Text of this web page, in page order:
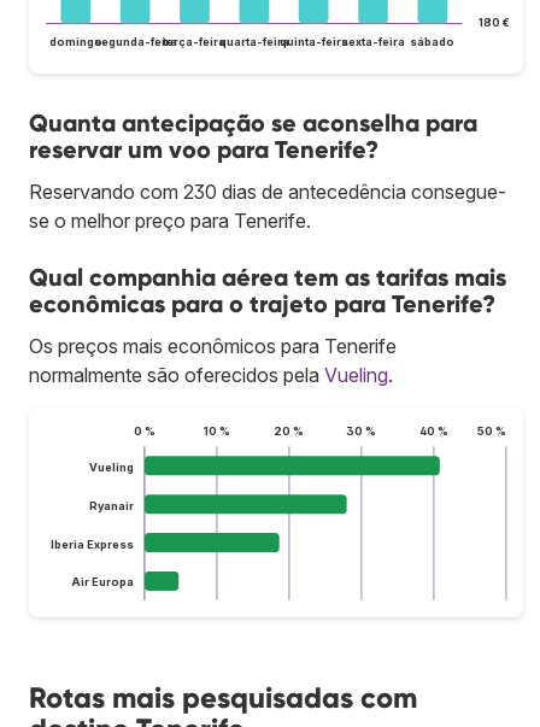
180 €
domingosegunda-feiraterça-feiraquarta-feiraquinta-feirasexta-feira sábado
Quanta antecipação se aconselha para
reservar um voo para Tenerife?
Reservando com 230 dias de antecedência consegue-
se o melhor preço para Tenerife.
Qual companhia aérea tem as tarifas mais
econômicas para o trajeto para Tenerife?
Os preços mais econômicos para Tenerife
normalmente são oferecidos pela Vueling.
0 % 10 % 20 % 30 % 40 % 50 %
Vueling
Ryanair
Iberia Express
Air Europa
Rotas mais pesquisadas com